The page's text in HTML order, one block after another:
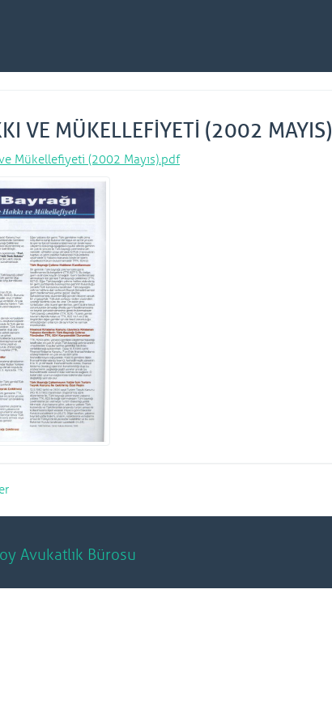
VE MÜKELLEFİYETİ (2002 MAYIS)
Mükellefiyeti (2002 Mayıs).pdf
Avukatlık Bürosu